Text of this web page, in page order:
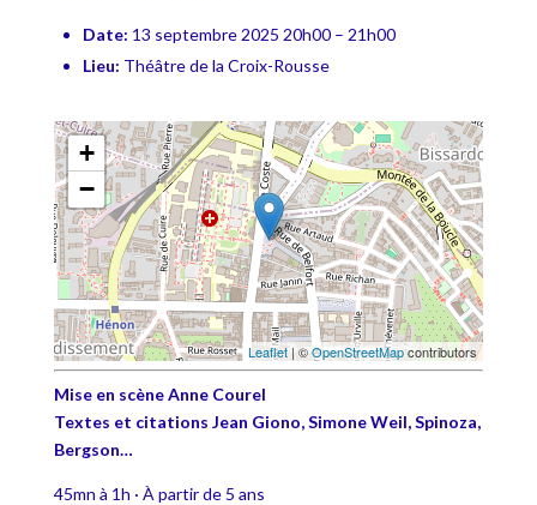
Date: 13 septembre 2025 20h00– 21h00
Lieu: Théâtre de la Croix-Rousse
+
−
Leaflet | ©OpenStreetMapcontributors
Mise en scène Anne Courel
Textes et citations Jean Giono, Simone Weil, Spinoza,
Bergson…
45mn à 1h · À partir de 5 ans